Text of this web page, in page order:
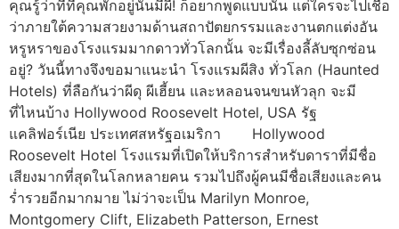
คุณรู้ว่าที่ที่คุณพักอยู่นั่นมีผี! ก็อยากพูดแบบนั้น แต่ใครจะไปเชื่อ
ว่าภายใต้ความสวยงามด้านสถาปัตยกรรมและงานตกแต่งอัน
หรูหราของโรงแรมมากดาวทั่วโลกนั้น จะมีเรื่องลี้ลับซุกซ่อน
อยู่? วันนี้ทางจึงขอมาแนะนำ โรงแรมผีสิง ทั่วโลก (Haunted
Hotels) ที่ลือกันว่าผีดุ ผีเฮี้ยน และหลอนจนขนหัวลุก จะมี
ที่ไหนบ้าง Hollywood Roosevelt Hotel, USA รัฐ
แคลิฟอร์เนีย ประเทศสหรัฐอเมริกา Hollywood
Roosevelt Hotel โรงแรมที่เปิดให้บริการสำหรับดาราที่มีชื่อ
เสียงมากที่สุดในโลกหลายคน รวมไปถึงผู้คนมีชื่อเสียงและคน
ร่ำรวยอีกมากมาย ไม่ว่าจะเป็น Marilyn Monroe,
Montgomery Clift, Elizabeth Patterson, Ernest